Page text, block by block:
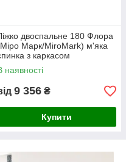
наборів, представлені
двоспальне 180 Флора
Марк/MiroMark) м'яка
з каркасом
наявності
9 356 ₴
Купити